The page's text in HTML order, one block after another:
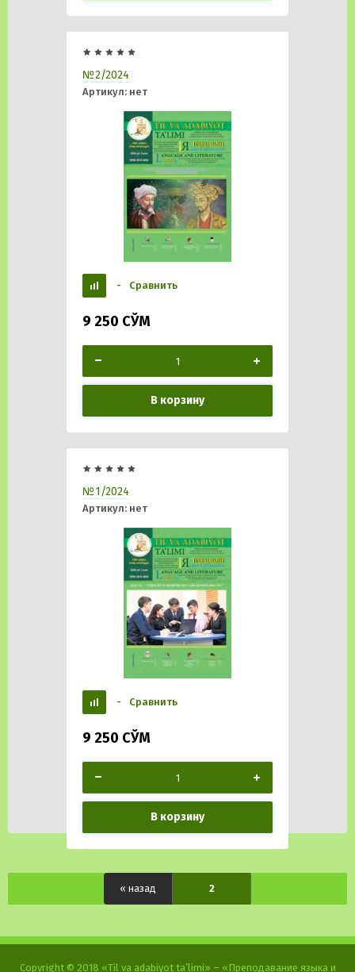
№2/2024
Артикул: нет
- Сравнить
9 250 СЎМ
В корзину
№1/2024
Артикул: нет
- Сравнить
9 250 СЎМ
В корзину
« назад 2
Copyright © 2018 «Til va adabiyot ta’limi» – «Преподавание языка и